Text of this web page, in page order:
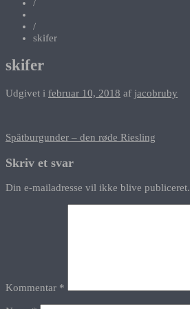
/
/
skifer
skifer
Udgivet i februar 10, 2018 af jacobruby
Indlægsnavigation
Spätburgunder – den røde Riesling
Skriv et svar
Din e-mailadresse vil ikke blive publiceret.
Kommentar *